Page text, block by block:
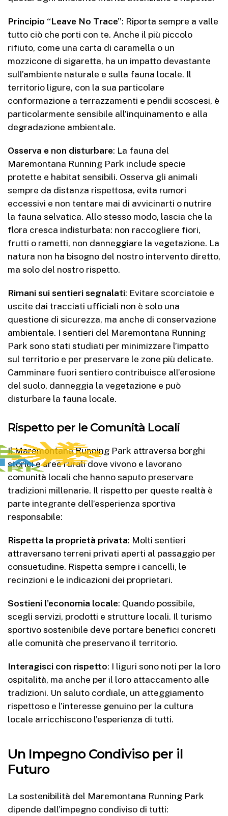
Principio “Leave No Trace”: Riporta sempre a valle
tutto ciò che porti con te. Anche il più piccolo
rifiuto, come una carta di caramella o un
mozzicone di sigaretta, ha un impatto devastante
sull’ambiente naturale e sulla fauna locale. Il
territorio ligure, con la sua particolare
conformazione a terrazzamenti e pendii scoscesi, è
particolarmente sensibile all’inquinamento e alla
degradazione ambientale.
Osserva e non disturbare: La fauna del
Maremontana Running Park include specie
protette e habitat sensibili. Osserva gli animali
sempre da distanza rispettosa, evita rumori
eccessivi e non tentare mai di avvicinarti o nutrire
la fauna selvatica. Allo stesso modo, lascia che la
flora cresca indisturbata: non raccogliere fiori,
frutti o rametti, non danneggiare la vegetazione. La
natura non ha bisogno del nostro intervento diretto,
ma solo del nostro rispetto.
Rimani sui sentieri segnalati: Evitare scorciatoie e
uscite dai tracciati ufficiali non è solo una
questione di sicurezza, ma anche di conservazione
ambientale. I sentieri del Maremontana Running
Park sono stati studiati per minimizzare l’impatto
sul territorio e per preservare le zone più delicate.
Camminare fuori sentiero contribuisce all’erosione
del suolo, danneggia la vegetazione e può
disturbare la fauna locale.
Rispetto per le Comunità Locali
Il Maremontana Running Park attraversa borghi
storici e aree rurali dove vivono e lavorano
comunità locali che hanno saputo preservare
tradizioni millenarie. Il rispetto per queste realtà è
parte integrante dell’esperienza sportiva
responsabile:
Rispetta la proprietà privata: Molti sentieri
attraversano terreni privati aperti al passaggio per
consuetudine. Rispetta sempre i cancelli, le
recinzioni e le indicazioni dei proprietari.
Sostieni l’economia locale: Quando possibile,
scegli servizi, prodotti e strutture locali. Il turismo
sportivo sostenibile deve portare benefici concreti
alle comunità che preservano il territorio.
Interagisci con rispetto: I liguri sono noti per la loro
ospitalità, ma anche per il loro attaccamento alle
tradizioni. Un saluto cordiale, un atteggiamento
rispettoso e l’interesse genuino per la cultura
locale arricchiscono l’esperienza di tutti.
Un Impegno Condiviso per il
Futuro
La sostenibilità del Maremontana Running Park
dipende dall’impegno condiviso di tutti: